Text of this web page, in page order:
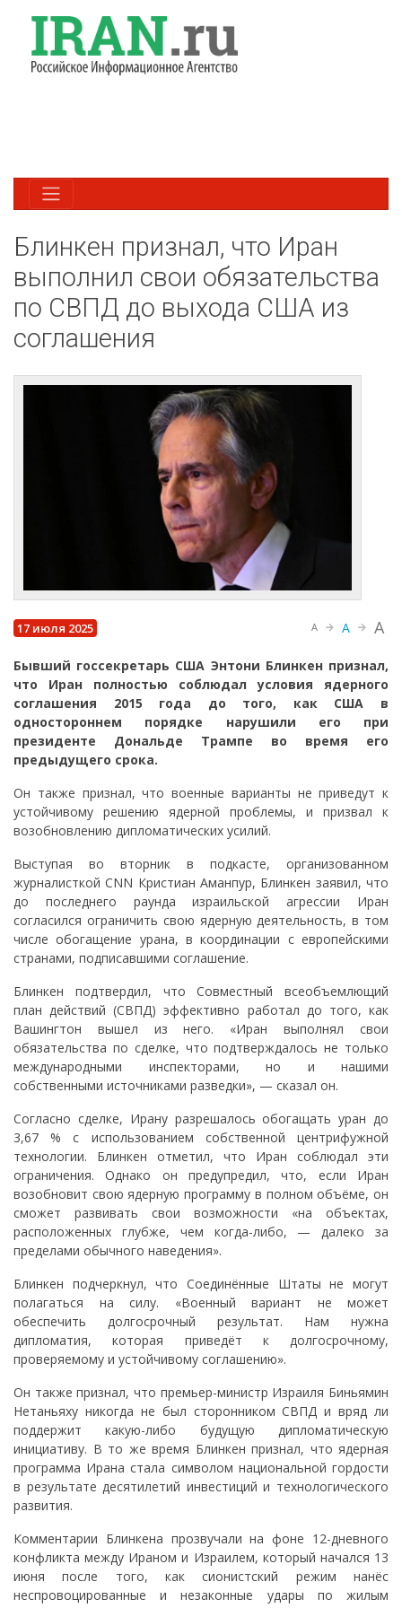
Блинкен признал, что Иран
выполнил свои обязательства
по СВПД до выхода США из
соглашения
17 июля 2025 A A A
Бывший госсекретарь США Энтони Блинкен признал,
что Иран полностью соблюдал условия ядерного
соглашения 2015 года до того, как США в
одностороннем порядке нарушили его при
президенте Дональде Трампе во время его
предыдущего срока.
Он также признал, что военные варианты не приведут к
устойчивому решению ядерной проблемы, и призвал к
возобновлению дипломатических усилий.
Выступая во вторник в подкасте, организованном
журналисткой CNN Кристиан Аманпур, Блинкен заявил, что
до последнего раунда израильской агрессии Иран
согласился ограничить свою ядерную деятельность, в том
числе обогащение урана, в координации с европейскими
странами, подписавшими соглашение.
Блинкен подтвердил, что Совместный всеобъемлющий
план действий (СВПД) эффективно работал до того, как
Вашингтон вышел из него. «Иран выполнял свои
обязательства по сделке, что подтверждалось не только
международными инспекторами, но и нашими
собственными источниками разведки», — сказал он.
Согласно сделке, Ирану разрешалось обогащать уран до
3,67 % с использованием собственной центрифужной
технологии. Блинкен отметил, что Иран соблюдал эти
ограничения. Однако он предупредил, что, если Иран
возобновит свою ядерную программу в полном объёме, он
сможет развивать свои возможности «на объектах,
расположенных глубже, чем когда-либо, — далеко за
пределами обычного наведения».
Блинкен подчеркнул, что Соединённые Штаты не могут
полагаться на силу. «Военный вариант не может
обеспечить долгосрочный результат. Нам нужна
дипломатия, которая приведёт к долгосрочному,
проверяемому и устойчивому соглашению».
Он также признал, что премьер-министр Израиля Биньямин
Нетаньяху никогда не был сторонником СВПД и вряд ли
поддержит какую-либо будущую дипломатическую
инициативу. В то же время Блинкен признал, что ядерная
программа Ирана стала символом национальной гордости
в результате десятилетий инвестиций и технологического
развития.
Комментарии Блинкена прозвучали на фоне 12-дневного
конфликта между Ираном и Израилем, который начался 13
июня после того, как сионистский режим нанёс
неспровоцированные и незаконные удары по жилым